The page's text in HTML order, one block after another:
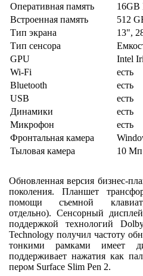
Оперативная память
Встроенная память
512
Тип экрана
13",
Тип сенсора
GPU
Intel
Wi-Fi
есть
Bluetooth
есть
USB
есть
Динамики
есть
Микрофон
есть
Фронтальная камера
Тыловая камера
10 Мп
Обновленная версия бизнес-
поколения. Планшет
помощи съемной
отдельно). Сенсорный
поддержкой технологий
Technology получил частоту
тонкими рамками имеет
поддерживает нажатия как
пером Surface Slim Pen 2.